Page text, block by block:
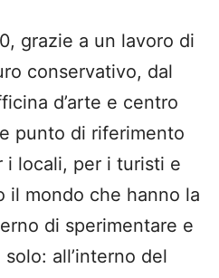
grazie a un lavoro di
conservativo, dal
d’arte e centro
punto di riferimento
i locali, per i turisti e
il mondo che hanno la
di sperimentare e
solo: all’interno del